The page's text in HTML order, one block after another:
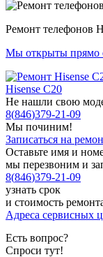
Ремонт телефонов
Мы открыты прямо
Hisense C20
Не нашли свою
8(846)379-21-09
Мы починим!
Записаться на
Оставьте имя и
мы перезвоним и
8(846)379-21-09
узнать срок
и стоимость
Адреса сервисных
Есть вопрос?
Спроси тут!